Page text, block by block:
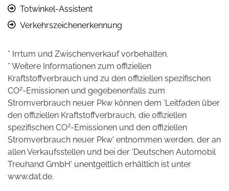
Totwinkel-Assistent
Verkehrszeichenerkennung
* Irrtum und Zwischenverkauf vorbehalten.
* Weitere Informationen zum offiziellen
Kraftstoffverbrauch und zu den offiziellen spezifischen
CO2-Emissionen und gegebenenfalls zum
Stromverbrauch neuer Pkw können dem 'Leitfaden über
den offiziellen Kraftstoffverbrauch, die offiziellen
spezifischen CO2-Emissionen und den offiziellen
Stromverbrauch neuer Pkw' entnommen werden, der an
allen Verkaufsstellen und bei der 'Deutschen Automobil
Treuhand GmbH' unentgeltlich erhältlich ist unter
www.dat.de.